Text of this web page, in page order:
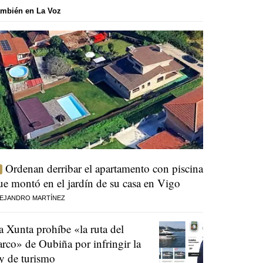
en La Voz
Ordenan derribar el apartamento con piscina
montó en el jardín de su casa en Vigo
MARTÍNEZ
Xunta prohíbe «la ruta del
de Oubiña por infringir la
de turismo